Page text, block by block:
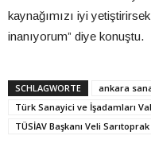
kaynağımızı iyi
inanıyorum” diye konuştu.
SCHLAGWORTE ankara
Türk Sanayici ve İşadamları
TÜSİAV Başkanı Veli Sarıtoprak